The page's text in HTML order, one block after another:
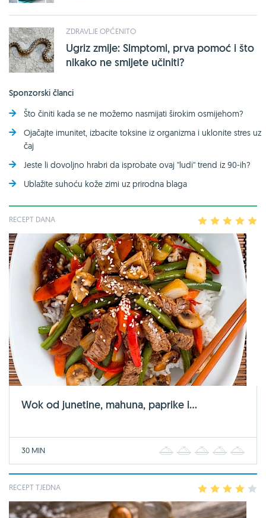
ZDRAVLJE OPĆENITO
Ugriz zmije: Simptomi, prva pomoć i što
nikako ne smijete učiniti?
Sponzorski članci
Što činiti kada se ne možemo nasmijati širokim osmijehom?
Ojačajte imunitet, izbacite toksine iz organizma i uklonite stres uz
čaj
Jeste li dovoljno hrabri da isprobate ovaj ''ludi'' trend iz 90-ih?
Ublažite suhoću kože zimi uz prirodna blaga
RECEPT DANA 2 3 4
Wok od junetine, mahuna, paprike i...
30 MIN 2 3 4
RECEPT TJEDNA 2 3 4